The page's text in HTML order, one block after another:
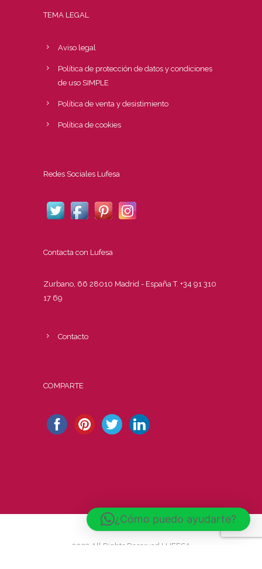
TEMA LEGAL
Aviso legal
Política de protección de datos y condiciones
de uso SIMPLE
Política de venta y desistimiento
Política de cookies
Redes Sociales Lufesa
Contacta con Lufesa
Zurbano, 66 28010 Madrid - España T. +34 91 310
17 69
Contacto
COMPARTE
2023 All Rights Reserved LUFESA
¿Cómo puedo ayudarte?